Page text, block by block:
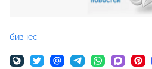
бизнес